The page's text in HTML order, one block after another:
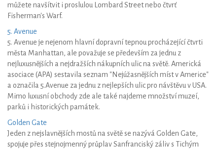
můžete navšítvit i proslulou Lombard Street nebo čtvrť
Fisherman's Warf.
5. Avenue
5. Avenue je nejenom hlavní dopravní tepnou procházející čtvrti
města Manhattan, ale považuje se především za jednu z
nejluxusnějších a nejdražších nákupních ulic na světě. Americká
asociace (APA) sestavila seznam "Nejúžasnějších míst v Americe"
a označila 5.Avenue za jednu z nejlepších ulic pro návštěvu v USA.
Mimo luxusní obchody zde ale také najdeme množství muzeí,
parků i historických památek.
Golden Gate
Jeden z nejslavnějších mostů na světě se nazývá Golden Gate,
spojuje přes stejnojmenný průplav Sanfranciský záliv s Tichým